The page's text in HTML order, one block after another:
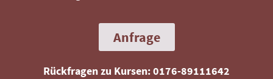
Anfrage
Rückfragen zu Kursen: 0176-89111642